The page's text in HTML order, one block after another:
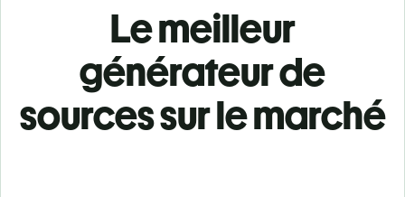
Le meilleur
générateur de
sources sur le marché